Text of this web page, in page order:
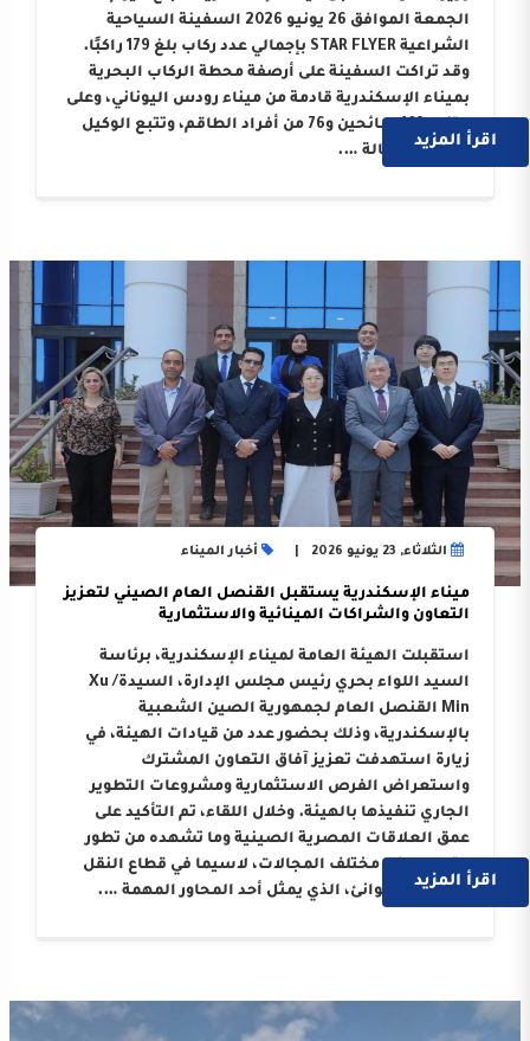
الجمعة الموافق 26 يونيو 2026 السفينة السياحية
الشراعية STAR FLYER بإجمالي عدد ركاب بلغ 179 راكبًا.
وقد تراكت السفينة على أرصفة محطة الركاب البحرية
بميناء الإسكندرية قادمة من ميناء رودس اليوناني، وعلى
متنها 103 سائحين و76 من أفراد الطاقم، وتتبع الوكيل
الملاحي “وكالة ….
اقرأ المزيد
الثلاثاء, 23 يونيو 2026 أخبار الميناء
ميناء الإسكندرية يستقبل القنصل العام الصيني لتعزيز
التعاون والشراكات المينائية والاستثمارية
استقبلت الهيئة العامة لميناء الإسكندرية، برئاسة
السيد اللواء بحري رئيس مجلس الإدارة، السيدة/ Xu
Min القنصل العام لجمهورية الصين الشعبية
بالإسكندرية، وذلك بحضور عدد من قيادات الهيئة، في
زيارة استهدفت تعزيز آفاق التعاون المشترك
واستعراض الفرص الاستثمارية ومشروعات التطوير
الجاري تنفيذها بالهيئة. وخلال اللقاء، تم التأكيد على
عمق العلاقات المصرية الصينية وما تشهده من تطور
متواصل في مختلف المجالات، لاسيما في قطاع النقل
البحري والموانئ، الذي يمثل أحد المحاور المهمة ….
اقرأ المزيد